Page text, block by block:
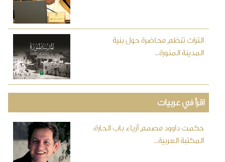
التراث تنظم محاضرة حول بنية
المدينة المنورة...
اقرأ في عربيات
حكمت داوود مصمم أزياء باب الحارة:
المكتبة العربية...